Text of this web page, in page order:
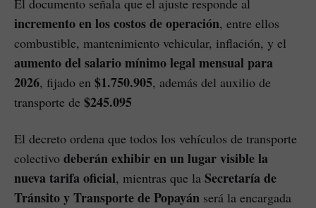
El documento señala que el ajuste responde al
incremento en los costos de operación, entre ellos
combustible, mantenimiento vehicular, inflación, y el
aumento del salario mínimo legal mensual para
2026, fijado en $1.750.905, además del auxilio de
transporte de $245.095
El decreto ordena que todos los vehículos de transporte
colectivo deberán exhibir en un lugar visible la
nueva tarifa oficial, mientras que la Secretaría de
Tránsito y Transporte de Popayán será la encargada